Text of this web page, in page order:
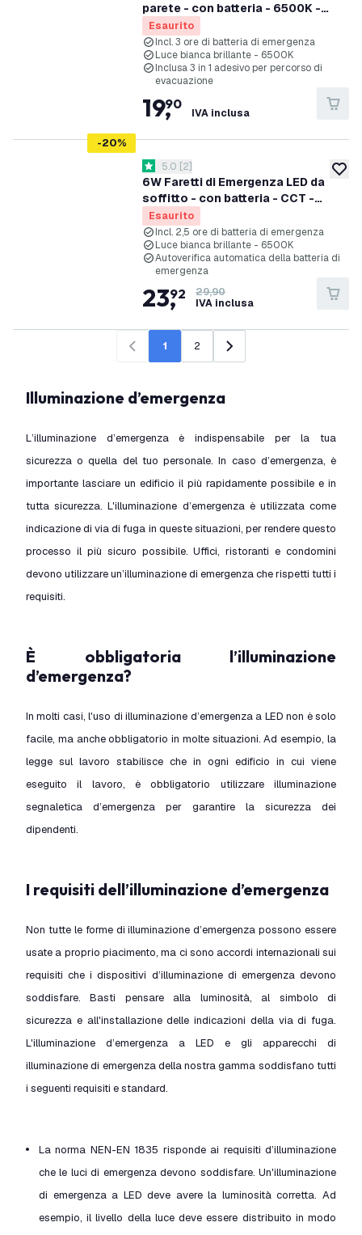
parete - con batteria - 6500K -
Montaggio a parete
Esaurito
Incl. 3 ore di batteria di emergenza
Luce bianca brillante - 6500K
Inclusa 3 in 1 adesivo per percorso di
evacuazione
19,
90
IVA inclusa
-20%
6W Faretti di Emergenza LED da
soffitto - con batteria - CCT -
Montaggio a soffitto
apri il cassetto delle recensioni
5 stelle di valutazione
5.0 [2]
Esaurito
Incl. 2,5 ore di batteria di emergenza
Luce bianca brillante - 6500K
Autoverifica automatica della batteria di
emergenza
23,
92
29,90
IVA inclusa
Precedente
1 2 Successivo
Illuminazione d’emergenza
L’illuminazione d’emergenza è indispensabile per la tua
sicurezza o quella del tuo personale. In caso d’emergenza, è
importante lasciare un edificio il più rapidamente possibile e in
tutta sicurezza. L'illuminazione d’emergenza è utilizzata come
indicazione di via di fuga in queste situazioni, per rendere questo
processo il più sicuro possibile. Uffici, ristoranti e condomini
devono utilizzare un’illuminazione di emergenza che rispetti tutti i
requisiti.
È obbligatoria l’illuminazione
d’emergenza?
In molti casi, l'uso di illuminazione d’emergenza a LED non è solo
facile, ma anche obbligatorio in molte situazioni. Ad esempio, la
legge sul lavoro stabilisce che in ogni edificio in cui viene
eseguito il lavoro, è obbligatorio utilizzare illuminazione
segnaletica d’emergenza per garantire la sicurezza dei
dipendenti.
I requisiti dell’illuminazione d’emergenza
Non tutte le forme di illuminazione d’emergenza possono essere
usate a proprio piacimento, ma ci sono accordi internazionali sui
requisiti che i dispositivi d’illuminazione di emergenza devono
soddisfare. Basti pensare alla luminosità, al simbolo di
sicurezza e all'installazione delle indicazioni della via di fuga.
L'illuminazione d’emergenza a LED e gli apparecchi di
illuminazione di emergenza della nostra gamma soddisfano tutti
i seguenti requisiti e standard.
La norma NEN-EN 1835 risponde ai requisiti d’illuminazione
che le luci di emergenza devono soddisfare. Un'illuminazione
di emergenza a LED deve avere la luminosità corretta. Ad
esempio, il livello della luce deve essere distribuito in modo